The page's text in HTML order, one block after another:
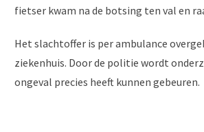
fietser kwam na de botsing ten val en
Het slachtoffer is per ambulance
ziekenhuis. Door de politie wordt
ongeval precies heeft kunnen gebeuren.